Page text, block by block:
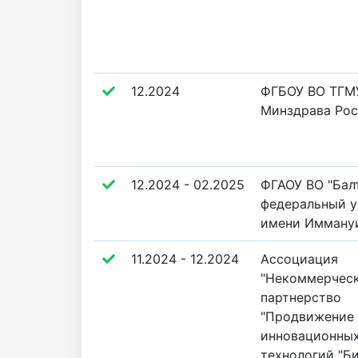
12.2024
ФГБОУ ВО
Минздрава
12.2024 - 02.2025
ФГАОУ ВО
федеральный
имени
11.2024 - 12.2024
Ассоциация
партнерство
"Продвижение
технологий